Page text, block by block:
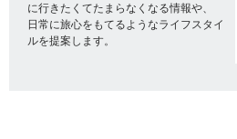
に行きたくてたまらなくなる情報や、
日常に旅心をもてるようなライフスタイ
ルを提案します。